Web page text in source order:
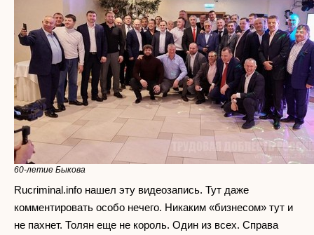
60-летие Быкова
Rucriminal.info нашел эту видеозапись. Тут даже
комментировать особо нечего. Никаким «бизнесом» тут и
не пахнет. Толян еще не король. Один из всех. Справа